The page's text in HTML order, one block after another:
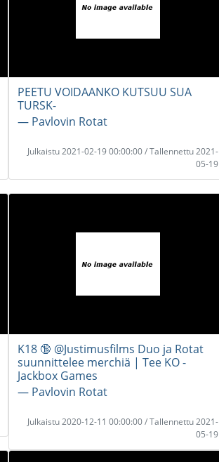
PEETU VOIDAANKO KUTSUU SUA
TURSK-
― Pavlovin Rotat
Julkaistu 2021-02-19 00:00:00 / Tallennettu 2021-
05-19
K18 🔞 @Justimusfilms Duo ja Rotat
suunnittelee merchiä | Tee KO -
Jackbox Games
― Pavlovin Rotat
Julkaistu 2020-12-11 00:00:00 / Tallennettu 2021-
05-19